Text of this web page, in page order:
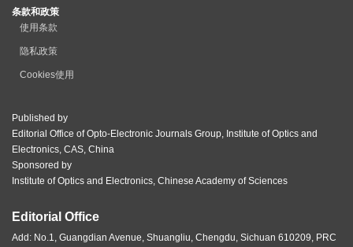
条款和政策
使用条款
隐私政策
Cookies使用
Published by
Editorial Office of Opto-Electronic Journals Group, Institute of Optics and
Electronics, CAS, China
Sponsored by
Institute of Optics and Electronics, Chinese Academy of Sciences
Editorial Office
Add: No.1, Guangdian Avenue, Shuangliu, Chengdu, Sichuan 610209, PRC